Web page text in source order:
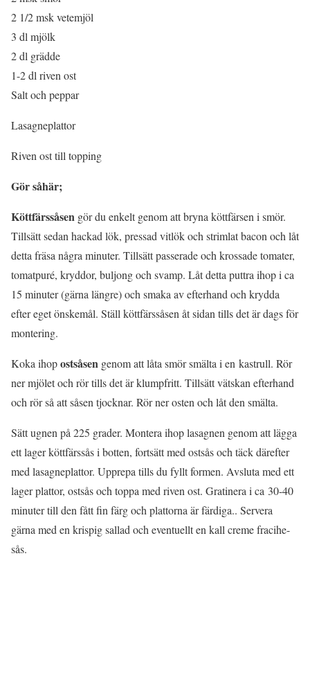
2 1/2 msk vetemjöl
3 dl mjölk
2 dl grädde
1-2 dl riven ost
Salt och peppar
Lasagneplattor
Riven ost till topping
Gör såhär;
Köttfärssåsen gör du enkelt genom att bryna köttfärsen i smör.
Tillsätt sedan hackad lök, pressad vitlök och strimlat bacon och låt
detta fräsa några minuter. Tillsätt passerade och krossade tomater,
tomatpuré, kryddor, buljong och svamp. Låt detta puttra ihop i ca
15 minuter (gärna längre) och smaka av efterhand och krydda
efter eget önskemål. Ställ köttfärssåsen åt sidan tills det är dags för
montering.
Koka ihopostsåsen genom att låta smör smälta i en kastrull. Rör
ner mjölet och rör tills det är klumpfritt. Tillsätt vätskan efterhand
och rör så att såsen tjocknar. Rör ner osten och låt den smälta.
Sätt ugnen på 225 grader. Montera ihop lasagnen genom att lägga
ett lager köttfärssås i botten, fortsätt med ostsås och täck därefter
med lasagneplattor. Upprepa tills du fyllt formen. Avsluta med ett
lager plattor, ostsås och toppa med riven ost. Gratinera i ca 30-40
minuter till den fått fin färg och plattorna är färdiga.. Servera
gärna med en krispig sallad och eventuellt en kall creme fracihe-
sås.